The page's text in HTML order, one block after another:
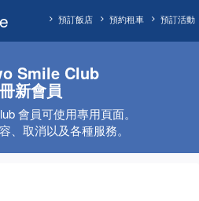
預訂活動
預約租車
預訂飯店
Smile Club
新會員
會員可使用專用頁面。
、取消以及各種服務。